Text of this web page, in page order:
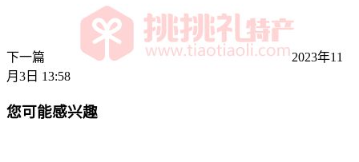
下一篇
2023年11
月3日 13:58
您可能感兴趣